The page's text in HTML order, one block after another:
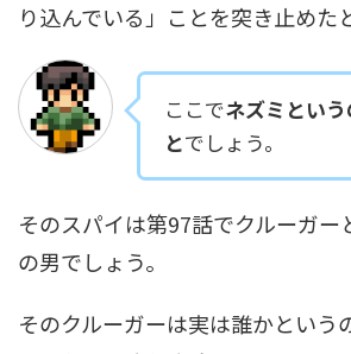
り込んでいる」ことを突き止めた
ここでネズミとい
とでしょう。
そのスパイは第97話でクルーガー
の男でしょう。
そのクルーガーは実は誰かという